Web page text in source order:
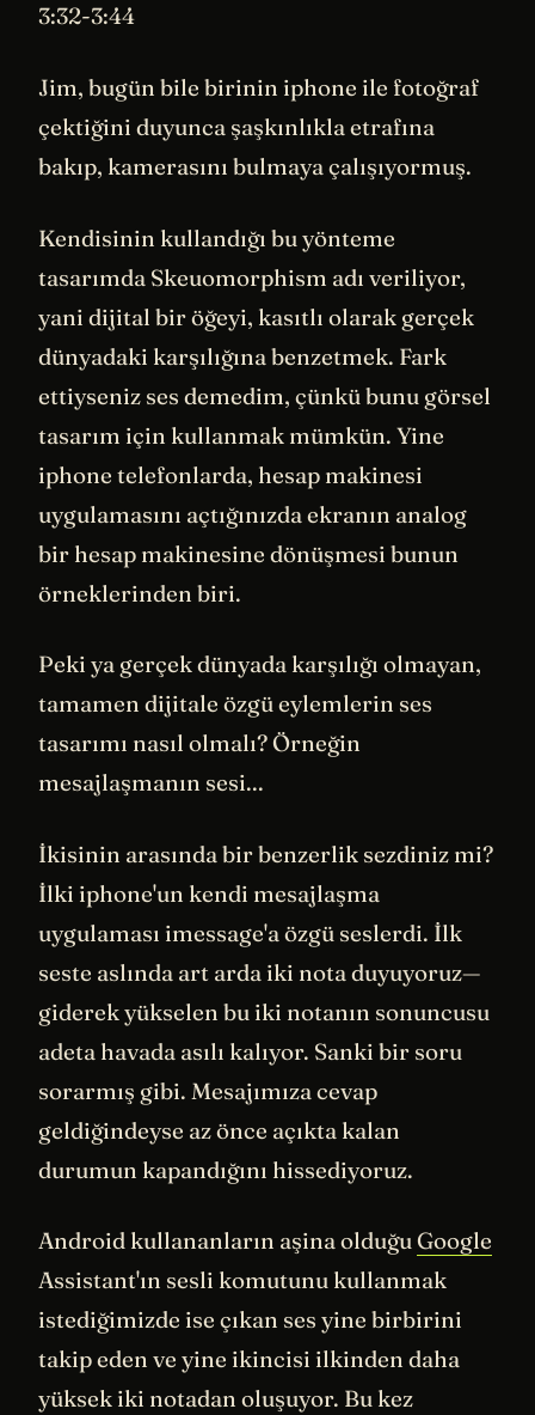
3:32-3:44
Jim, bugün bile birinin iphone ile fotoğraf
çektiğini duyunca şaşkınlıkla etrafına
bakıp, kamerasını bulmaya çalışıyormuş.
Kendisinin kullandığı bu yönteme
tasarımda Skeuomorphism adı veriliyor,
yani dijital bir öğeyi, kasıtlı olarak gerçek
dünyadaki karşılığına benzetmek. Fark
ettiyseniz ses demedim, çünkü bunu görsel
tasarım için kullanmak mümkün. Yine
iphone telefonlarda, hesap makinesi
uygulamasını açtığınızda ekranın analog
bir hesap makinesine dönüşmesi bunun
örneklerinden biri.
Peki ya gerçek dünyada karşılığı olmayan,
tamamen dijitale özgü eylemlerin ses
tasarımı nasıl olmalı? Örneğin
mesajlaşmanın sesi...
İkisinin arasında bir benzerlik sezdiniz mi?
İlki iphone'un kendi mesajlaşma
uygulaması imessage'a özgü seslerdi. İlk
seste aslında art arda iki nota duyuyoruz—
giderek yükselen bu iki notanın sonuncusu
adeta havada asılı kalıyor. Sanki bir soru
sorarmış gibi. Mesajımıza cevap
geldiğindeyse az önce açıkta kalan
durumun kapandığını hissediyoruz.
Android kullananların aşina olduğuGoogle
Assistant'ın sesli komutunu kullanmak
istediğimizde ise çıkan ses yine birbirini
takip eden ve yine ikincisi ilkinden daha
yüksek iki notadan oluşuyor. Bu kez